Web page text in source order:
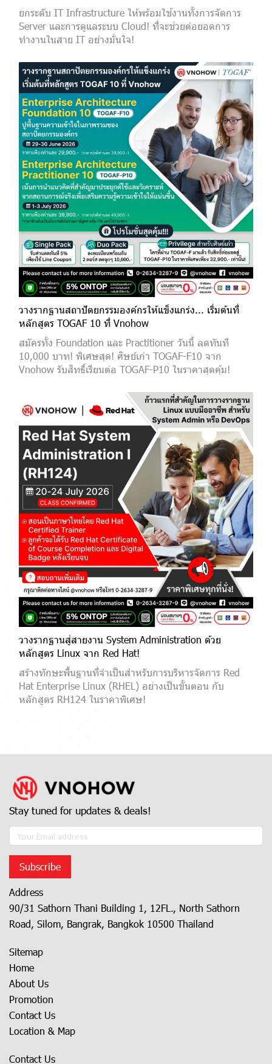
ยกระดับ IT Infrastructure ให้พร้อมใช้งานทั้งการจัดการ
Server และการดูแลระบบ Cloud! ที่จะช่วยต่อยอดการ
ทำงานในสาย IT อย่างมั่นใจ!
วางรากฐานสถาปัตยกรรมองค์กรให้แข็งแกร่ง... เริ่มต้นที่
หลักสูตร TOGAF 10 ที่ Vnohow
สมัครทั้ง Foundation และ Practitioner วันนี้ ลดทันที
10,000 บาท! พิเศษสุด! ศิษย์เก่า TOGAF-F10 จาก
Vnohow รับสิทธิ์เรียนต่อ TOGAF-P10 ในราคาสุดคุ้ม!
วางรากฐานสู่สายงาน System Administration ด้วย
หลักสูตร Linux จาก Red Hat!
สร้างทักษะพื้นฐานที่จำเป็นสำหรับการบริหารจัดการ Red
Hat Enterprise Linux (RHEL) อย่างเป็นขั้นตอน กับ
หลักสูตร RH124 ในราคาพิเศษ!
Stay tuned for updates & deals!
Subscribe
Address
90/31 Sathorn Thani Building 1, 12FL., North Sathorn
Road, Silom, Bangrak, Bangkok 10500 Thailand
Sitemap
Home
About Us
Promotion
Contact Us
Location & Map
Contact Us